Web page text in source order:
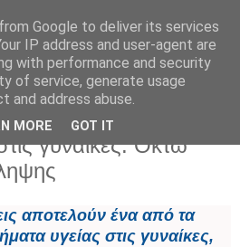
γυναίκες: Οκτώ
αποτελούν ένα από τα
υγείας στις γυναίκες,
Google to deliver its services
IP address and user-agent are
with performance and security
of service, generate usage
address abuse.
MORE GOT IT